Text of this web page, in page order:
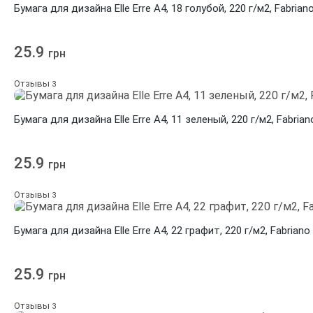
Бумага для дизайна Elle Erre A4, 18 голубой, 220 г/м2,
25.9 грн
Отзывы 3
Бумага для дизайна Elle Erre A4, 11 зеленый, 220 г/м2,
25.9 грн
Отзывы 3
Бумага для дизайна Elle Erre A4, 22 графит, 220 г/м2, Fabriano
25.9 грн
Отзывы 3